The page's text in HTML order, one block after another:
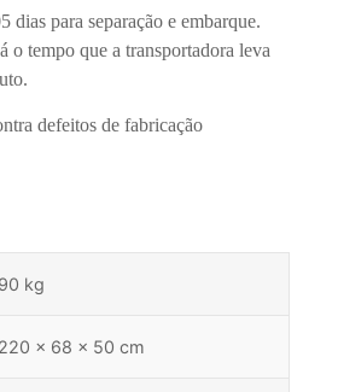
dias para separação e embarque.
o tempo que a transportadora leva
defeitos de fabricação
90 kg
220 × 68 × 50 cm